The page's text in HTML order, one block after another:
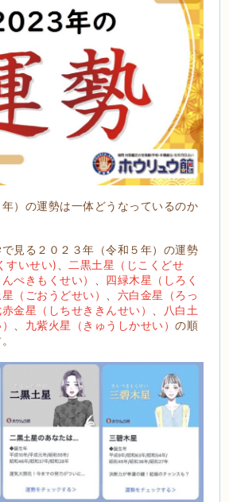
）の運勢は一体どうなっているのか
見る２０２３年（令和５年）の運勢
すいせい)
二黒土星（じこくどせ
ぺきもくせい）
四緑木星（しろく
（ごおうどせい）
六白金星（ろっ
金星（しちせききんせい）
八白土
九紫火星（きゅうしかせい）の順